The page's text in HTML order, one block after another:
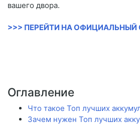
вашего двора.
>>> ПЕРЕЙТИ НА ОФИЦИАЛЬНЫЙ
Оглавление
Что такое Топ лучших
Зачем нужен Топ лучших